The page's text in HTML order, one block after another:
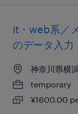
it・web系／
のデータ入力
神奈川県横
temporary
¥1600.00